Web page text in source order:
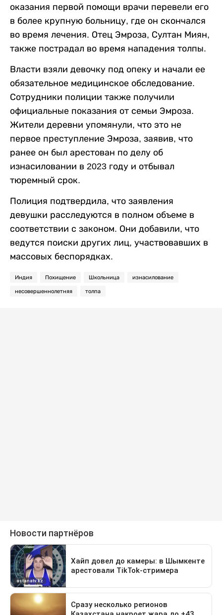
оказания первой помощи врачи перевели его
в более крупную больницу, где он скончался
во время лечения. Отец Эмроза, Султан Миян,
также пострадал во время нападения толпы.
Власти взяли девочку под опеку и начали ее
обязательное медицинское обследование.
Сотрудники полиции также получили
официальные показания от семьи Эмроза.
Жители деревни упомянули, что это не
первое преступление Эмроза, заявив, что
ранее он был арестован по делу об
изнасиловании в 2023 году и отбывал
тюремный срок.
Полиция подтвердила, что заявления
девушки расследуются в полном объеме в
соответствии с законом. Они добавили, что
ведутся поиски других лиц, участвовавших в
массовых беспорядках.
Индия Похищение Школьница изнасилование
несовершеннолетняя толпа